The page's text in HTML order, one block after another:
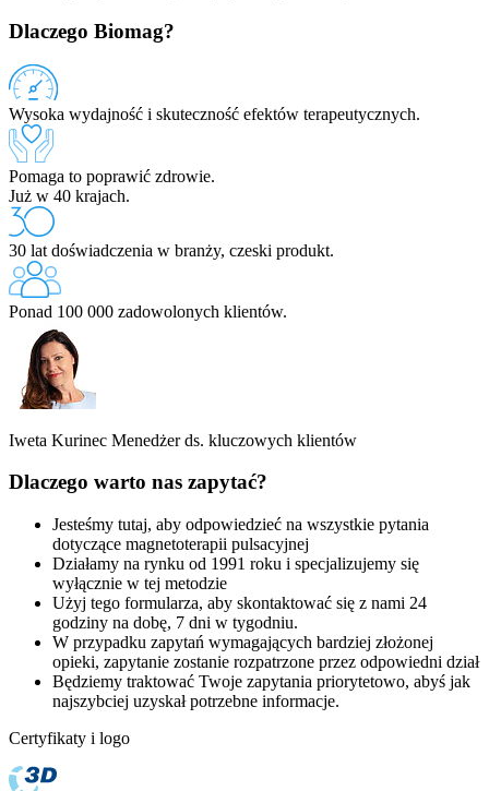
Dlaczego Biomag?
Wysoka wydajność i skuteczność efektów terapeutycznych.
Pomaga to poprawić zdrowie.
Już w 40 krajach.
30 lat doświadczenia w branży, czeski produkt.
Ponad 100 000 zadowolonych klientów.
Iweta Kurinec Menedżer ds. kluczowych klientów
Dlaczego warto nas zapytać?
Jesteśmy tutaj, aby odpowiedzieć na wszystkie pytania
dotyczące magnetoterapii pulsacyjnej
Działamy na rynku od 1991 roku i specjalizujemy się
wyłącznie w tej metodzie
Użyj tego formularza, aby skontaktować się z nami 24
godziny na dobę, 7 dni w tygodniu.
W przypadku zapytań wymagających bardziej złożonej
opieki, zapytanie zostanie rozpatrzone przez odpowiedni dział
Będziemy traktować Twoje zapytania priorytetowo, abyś jak
najszybciej uzyskał potrzebne informacje.
Certyfikaty i logo